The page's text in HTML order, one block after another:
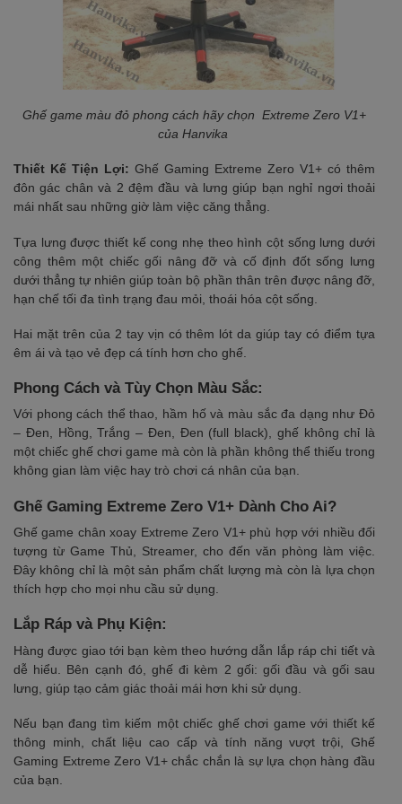
Ghế game màu đỏ phong cách hãy chọn Extreme Zero V1+
của Hanvika
Thiết Kế Tiện Lợi: Ghế Gaming Extreme Zero V1+ có thêm
đôn gác chân và 2 đệm đầu và lưng giúp bạn nghỉ ngơi thoải
mái nhất sau những giờ làm việc căng thẳng.
Tựa lưng được thiết kế cong nhẹ theo hình cột sống lưng dưới
công thêm một chiếc gối nâng đỡ và cố định đốt sống lưng
dưới thẳng tự nhiên giúp toàn bộ phần thân trên được nâng đỡ,
hạn chế tối đa tình trạng đau mỏi, thoái hóa cột sống.
Hai mặt trên của 2 tay vịn có thêm lót da giúp tay có điểm tựa
êm ái và tạo vẻ đẹp cá tính hơn cho ghế.
Phong Cách và Tùy Chọn Màu Sắc:
Với phong cách thể thao, hầm hố và màu sắc đa dạng như Đỏ
– Đen, Hồng, Trắng – Đen, Đen (full black), ghế không chỉ là
một chiếc ghế chơi game mà còn là phần không thể thiếu trong
không gian làm việc hay trò chơi cá nhân của bạn.
Ghế Gaming Extreme Zero V1+ Dành Cho Ai?
Ghế game chân xoay Extreme Zero V1+ phù hợp với nhiều đối
tượng từ Game Thủ, Streamer, cho đến văn phòng làm việc.
Đây không chỉ là một sản phẩm chất lượng mà còn là lựa chọn
thích hợp cho mọi nhu cầu sử dụng.
Lắp Ráp và Phụ Kiện:
Hàng được giao tới bạn kèm theo hướng dẫn lắp ráp chi tiết và
dễ hiểu. Bên cạnh đó, ghế đi kèm 2 gối: gối đầu và gối sau
lưng, giúp tạo cảm giác thoải mái hơn khi sử dụng.
Nếu bạn đang tìm kiếm một chiếc ghế chơi game với thiết kế
thông minh, chất liệu cao cấp và tính năng vượt trội, Ghế
Gaming Extreme Zero V1+ chắc chắn là sự lựa chọn hàng đầu
của bạn.